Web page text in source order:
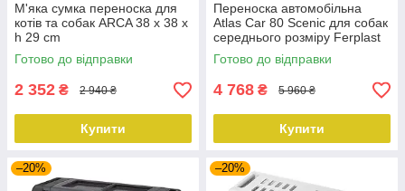
М'яка сумка переноска для
котів та собак ARCA 38 x 38 x
h 29 cm
Готово до відправки
2 352 ₴ 2 940 ₴
Купити
Переноска автомобільна
Atlas Car 80 Scenic для собак
середнього розміру Ferplast
Готово до відправки
4 768 ₴ 5 960 ₴
Купити
–20% –20%